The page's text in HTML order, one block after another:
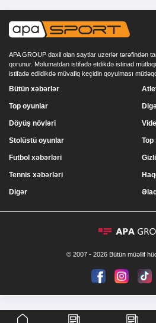
APA GROUP daxil olan saytlar uzerlər tərəfindən
qorunur. Məlumatdan istifadə etdikdə istinad
istifadə edildikdə müvafiq keçidin qoyulması
Bütün xəbərlər
Top oyunlar
Döyüş növləri
Stolüstü oyunlar Top
Futbol xəbərləri
Tennis xəbərləri
Digər
© 2007 - 2026 Bütün müəllif